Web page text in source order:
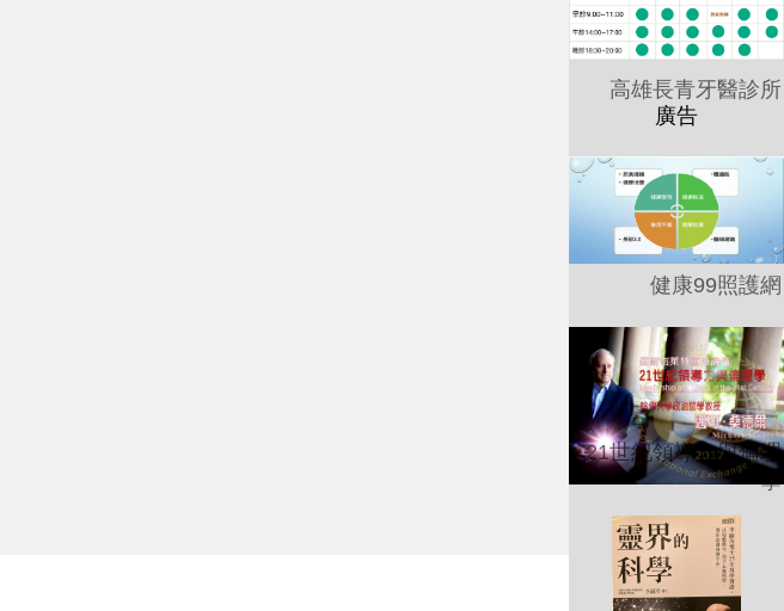
高雄長青牙醫診所
健康99照護網
21世紀領導力與倫理
學